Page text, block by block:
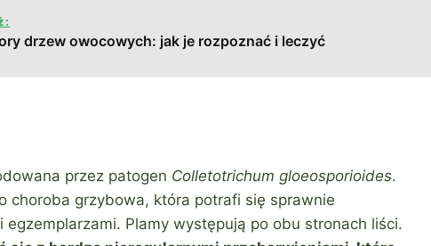
drzew owocowych: jak je rozpoznać i leczyć
przez patogen Colletotrichum gloeosporioides.
choroba grzybowa, która potrafi się sprawnie
Plamy występują po obu stronach liści.